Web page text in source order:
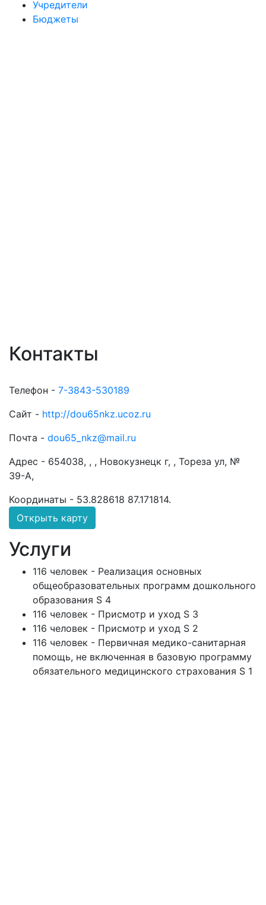
Учредители
Бюджеты
Контакты
Телефон - 7-3843-530189
Сайт - http://dou65nkz.ucoz.ru
Почта - dou65_nkz@mail.ru
Адрес - 654038, , , Новокузнецк г, , Тореза ул, №
39-А,
Координаты - 53.828618 87.171814.
Открыть карту
Услуги
116 человек - Реализация основных
общеобразовательных программ дошкольного
образования S 4
116 человек - Присмотр и уход S 3
116 человек - Присмотр и уход S 2
116 человек - Первичная медико-санитарная
помощь, не включенная в базовую программу
обязательного медицинского страхования S 1